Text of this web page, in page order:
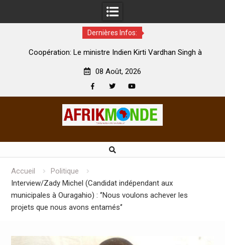
Dernières Infos:
Coopération: Le ministre Indien Kirti Vardhan Singh à
08 Août, 2026
Accueil
Politique
Interview/Zady Michel (Candidat indépendant aux
municipales à Ouragahio) : ‘’Nous voulons achever les
projets que nous avons entamés‘’